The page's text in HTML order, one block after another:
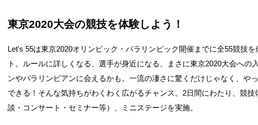
東京2020大会の競技を体験しよう！
Let's 55は東京2020オリンピック・パラリンピック開催までに全55競技
ト。ルールに詳しくなる、選手が身近になる、まさに東京2020大会への
ンやパラリンピアンに会えるかも。一流の凄さに驚くだけじゃなく、や
できる！そんな気持ちがわくわく広がるチャンス。2日間にわたり、競技
談・コンサート・セミナー等）、ミニステージを実施。